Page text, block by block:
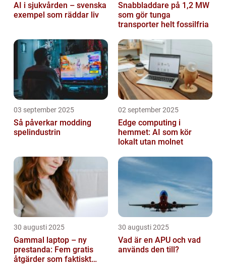
AI i sjukvården – svenska
exempel som räddar liv
Snabbladdare på 1,2 MW
som gör tunga
transporter helt fossilfria
03 september 2025
Så påverkar modding
spelindustrin
02 september 2025
Edge computing i
hemmet: AI som kör
lokalt utan molnet
30 augusti 2025
Gammal laptop – ny
prestanda: Fem gratis
åtgärder som faktiskt
30 augusti 2025
Vad är en APU och vad
används den till?